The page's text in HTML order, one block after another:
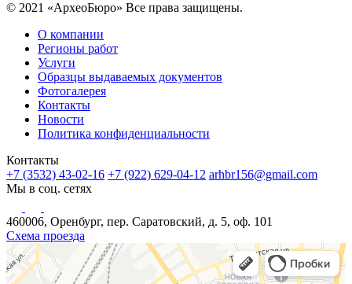
© 2021 «АрхеоБюро» Все права защищены.
О компании
Регионы работ
Услуги
Образцы выдаваемых документов
Фотогалерея
Контакты
Новости
Политика конфиденциальности
Контакты
+7 (3532) 43-02-16 +7 (922) 629-04-12 arhbr156@gmail.com
Мы в соц. сетях
460006, Оренбург, пер. Саратовский, д. 5, оф. 101
Схема проезда